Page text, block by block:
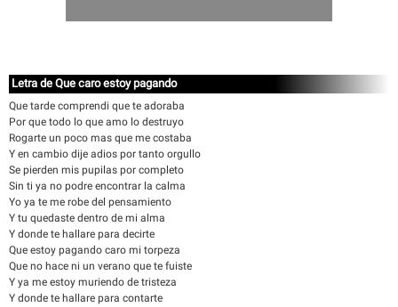
Letra de Que caro estoy pagando
Que tarde comprendi que te adoraba
Por que todo lo que amo lo destruyo
Rogarte un poco mas que me costaba
Y en cambio dije adios por tanto orgullo
Se pierden mis pupilas por completo
Sin ti ya no podre encontrar la calma
Yo ya te me robe del pensamiento
Y tu quedaste dentro de mi alma
Y donde te hallare para decirte
Que estoy pagando caro mi torpeza
Que no hace ni un verano que te fuiste
Y ya me estoy muriendo de tristeza
Y donde te hallare para contarte